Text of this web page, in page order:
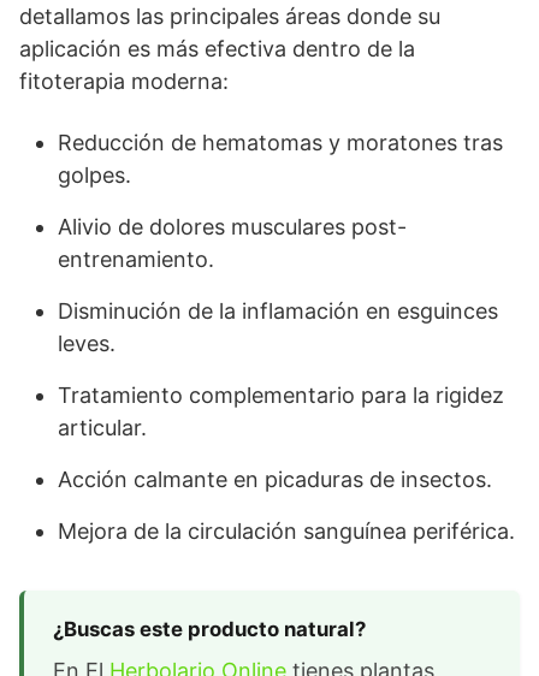
detallamos las principales áreas donde su
aplicación es más efectiva dentro de la
fitoterapia moderna:
Reducción de hematomas y moratones tras
golpes.
Alivio de dolores musculares post-
entrenamiento.
Disminución de la inflamación en esguinces
leves.
Tratamiento complementario para la rigidez
articular.
Acción calmante en picaduras de insectos.
Mejora de la circulación sanguínea periférica.
¿Buscas este producto natural?